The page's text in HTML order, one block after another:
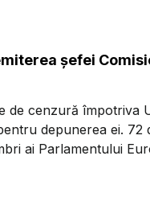
șefei
de cenzură împotriva
depunerea ei. 72
ai Parlamentului